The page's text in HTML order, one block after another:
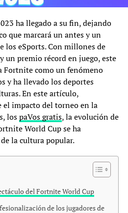
ha llegado a su fin, dejando
que marcará un antes y un
los eSports. Con millones de
un premio récord en juego, este
Fortnite como un fenómeno
y ha llevado los deportes
En este artículo,
el impacto del torneo en la
lospaVos gratis, la evolución de
World Cup se ha
la cultura popular.
del Fortnite World Cup
de los jugadores de